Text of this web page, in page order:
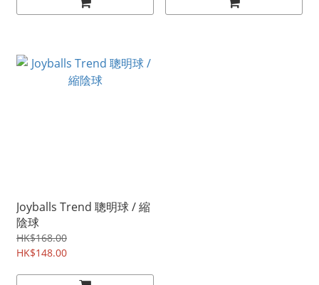
Joyballs Trend 聰明球 / 縮
陰球
HK$168.00
HK$148.00